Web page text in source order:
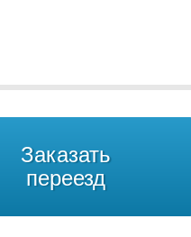
Заказать
переезд